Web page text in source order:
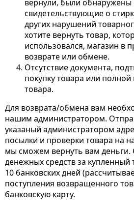
вернули, были обнаружены
свидетельствующие о
других нарушений
хотите вернуть товар,
использовался, магазин в
возврате или обмене.
Отсутствие документа,
покупку товара или
товара.
Для возврата/обмена вам
нашим администратором.
указаный администратором
посылки и проверки товара на
мы сможем вернуть вам деньги.
денежных средств за купленный
10 банковских дней
поступления возвращенного
банковскую карту.